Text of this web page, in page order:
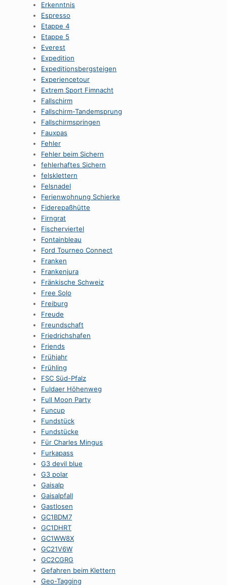
Erkenntnis
Espresso
Etappe 4
Etappe 5
Everest
Expedition
Expeditionsbergsteigen
Experiencetour
Extrem Sport Fimnacht
Fallschirm
Fallschirm-Tandemsprung
Fallschirmspringen
Fauxpas
Fehler
Fehler beim Sichern
fehlerhaftes Sichern
felsklettern
Felsnadel
Ferienwohnung Schierke
Fiderepaßhütte
Firngrat
Fischerviertel
Fontainbleau
Ford Tourneo Connect
Franken
Frankenjura
Fränkische Schweiz
Free Solo
Freiburg
Freude
Freundschaft
Friedrichshafen
Friends
Frühjahr
Frühling
FSC Süd-Pfalz
Fuldaer Höhenweg
Full Moon Party
Funcup
Fundstück
Fundstücke
Für Charles Mingus
Furkapass
G3 devil blue
G3 polar
Gaisalp
Gaisalpfall
Gastlosen
GC1BDM7
GC1DHRT
GC1WW8X
GC21V6W
GC2CGRG
Gefahren beim Klettern
Geo-Tagging